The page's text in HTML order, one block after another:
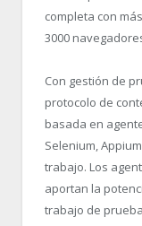
completa con
3000
Con gestión de
protocolo de
basada en
Selenium,
trabajo. Los
aportan la
trabajo de